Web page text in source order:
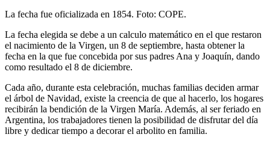
La fecha fue oficializada en 1854. Foto: COPE.
La fecha elegida se debe a un calculo matemático en el que restaron
el nacimiento de la Virgen, un 8 de septiembre, hasta obtener la
fecha en la que fue concebida por sus padres Ana y Joaquín, dando
como resultado el 8 de diciembre.
Cada año, durante esta celebración, muchas familias deciden armar
el árbol de Navidad, existe la creencia de que al hacerlo, los hogares
recibirán la bendición de la Virgen María. Además, al ser feriado en
Argentina, los trabajadores tienen la posibilidad de disfrutar del día
libre y dedicar tiempo a decorar el arbolito en familia.